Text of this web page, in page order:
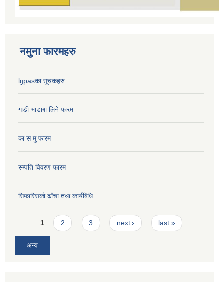
नमुना फारमहरु
lgpasका सूचकहरु
गाडी भाडामा लिने फारम
का स मु फारम
सम्पति विवरण फारम
सिफारिसको ढाँचा तथा कार्यबिधि
Pages
1 2 3 next › last »
अन्य